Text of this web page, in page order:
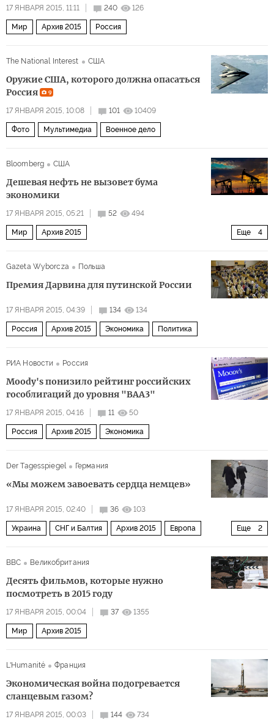
17 ЯНВАРЯ 2015, 11:11 240 126
Мир Архив 2015 Россия
The National Interest США
Оружие США, которого должна опасаться
Россия
9
17 ЯНВАРЯ 2015, 10:08 101 10409
Фото Мультимедиа Военное дело
Bloomberg США
Дешевая нефть не вызовет бума
экономики
17 ЯНВАРЯ 2015, 05:21 52 494
Еще 4
Мир Архив 2015
Gazeta Wyborcza Польша
Премия Дарвина для путинской России
17 ЯНВАРЯ 2015, 04:39 134 134
Россия Архив 2015 Экономика Политика
РИА Новости Россия
Moody's понизило рейтинг российских
гособлигаций до уровня "BAA3"
17 ЯНВАРЯ 2015, 04:16 11 50
Россия Архив 2015 Экономика
Der Tagesspiegel Германия
«Мы можем завоевать сердца немцев»
17 ЯНВАРЯ 2015, 02:40 36 103
Еще 2
Украина СНГ и Балтия Архив 2015 Европа
BBC
Великобритания
Десять фильмов, которые нужно
посмотреть в 2015 году
17 ЯНВАРЯ 2015, 00:04 37 1355
Мир Архив 2015
L'Humanité Франция
Экономическая война подогревается
сланцевым газом?
17 ЯНВАРЯ 2015, 00:03 144 734